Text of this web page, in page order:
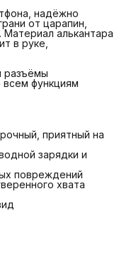
надёжно
от царапин,
алькантара
в руке,
разъёмы
функциям
приятный на
зарядки и
повреждений
хвата